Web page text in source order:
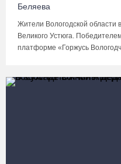
Беляева
Жители Вологодской области
Великого Устюга.
платформе «Горжусь